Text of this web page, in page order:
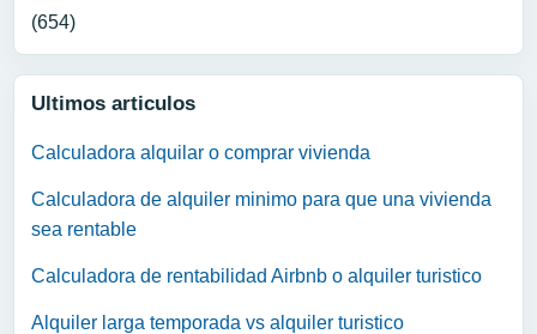
(654)
Ultimos articulos
Calculadora alquilar o comprar vivienda
Calculadora de alquiler minimo para que una vivienda
sea rentable
Calculadora de rentabilidad Airbnb o alquiler turistico
Alquiler larga temporada vs alquiler turistico